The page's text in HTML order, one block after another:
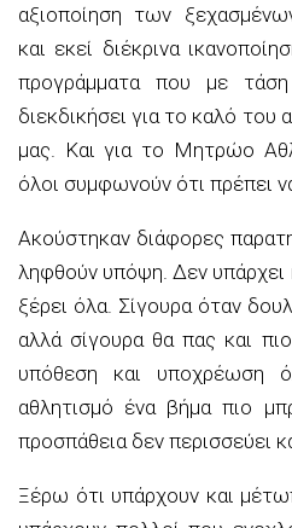
αξιοποίηση των
και εκεί διέκρινα
προγράμματα που με
διεκδικήσει για το καλό του
μας. Και για το Μητρώο
όλοι συμφωνούν ότι πρέπει να
Ακούστηκαν διάφορες
ληφθούν υπόψη. Δεν
ξέρει όλα. Σίγουρα όταν
αλλά σίγουρα θα πας και
υπόθεση και υποχρέωση
αθλητισμό ένα βήμα πιο
προσπάθεια δεν περισσεύει
Ξέρω ότι υπάρχουν και